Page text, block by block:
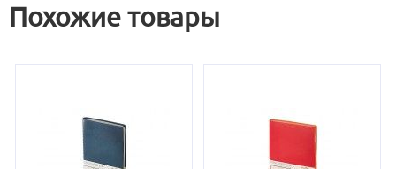
Похожие товары